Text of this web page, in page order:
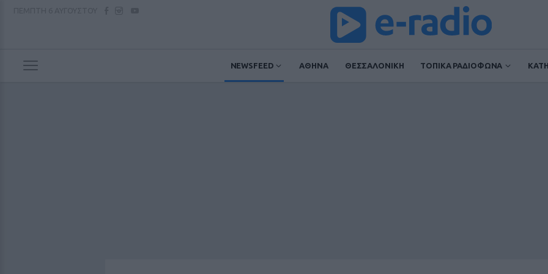
NEWSFEED ΑΘΗΝΑ ΘΕΣΣΑΛΟΝΙΚΗ ΤΟΠΙΚΑ ΡΑΔΙΟΦΩΝΑ